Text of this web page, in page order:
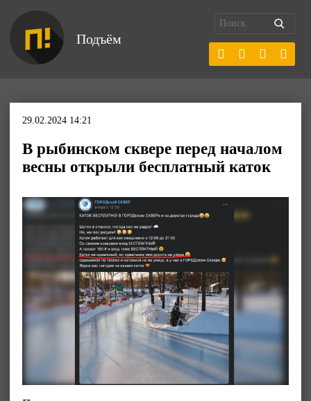
Подъём
29.02.2024 14:21
В рыбинском сквере перед началом
весны открыли бесплатный каток